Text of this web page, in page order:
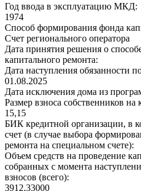
Год ввода в эксплуатацию МКД:
1974
Способ формирования фонда
Счет регионального оператора
Дата принятия решения о
капитального ремонта:
Дата наступления обязанности
01.08.2025
Дата исключения дома из
Размер взноса собственников
15,15
БИК кредитной организации, в
счет (в случае выбора
ремонта на специальном счете):
Объем средств на проведение
собранных с момента
взносов (всего):
3912,33000